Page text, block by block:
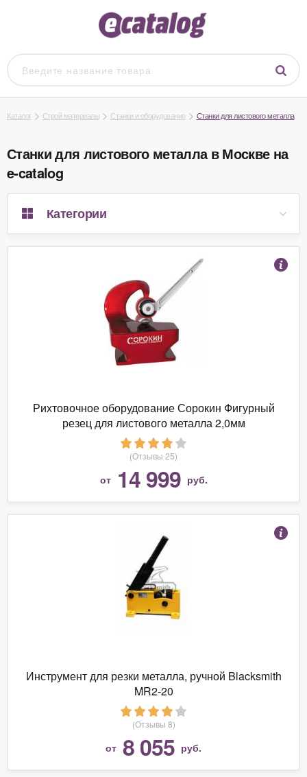
Каталог Строй материалы Станки и оборудование Станки для листового металла
Станки для листового металла в Москве на
e-catalog
Категории
Рихтовочное оборудование Сорокин Фигурный
резец для листового металла 2,0мм
(Отзывы 25)
от 14 999 руб.
Инструмент для резки металла, ручной Blacksmith
MR2-20
(Отзывы 8)
от 8 055 руб.